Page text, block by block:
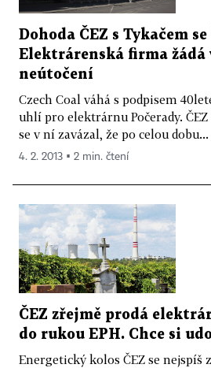
Dohoda ČEZ s Tykačem
Elektrárenská firma žádá
neútočení
Czech Coal váhá s podpisem
uhlí pro elektrárnu Počerady. ČEZ
se v ní zavázal, že po celou dobu...
4. 2. 2013 ▪ 2 min. čtení
ČEZ zřejmě prodá
do rukou EPH. Chce si
Energetický kolos ČEZ se nejspíš